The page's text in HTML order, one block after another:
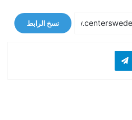
نسخ الرابط